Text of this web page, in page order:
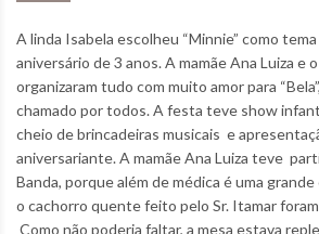
A linda Isabela escolheu “Minnie” como
aniversário de 3 anos. A mamãe Ana Luiza e
organizaram tudo com muito amor para
chamado por todos. A festa teve show
cheio de brincadeiras musicais e
aniversariante. A mamãe Ana Luiza teve
Banda, porque além de médica é uma
o cachorro quente feito pelo Sr. Itamar
Como não poderia faltar, a mesa estava